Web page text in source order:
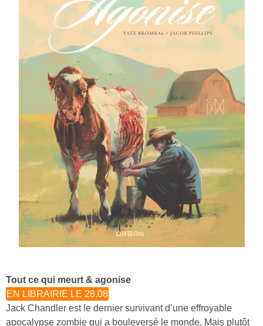
Tout ce qui meurt & agonise
EN LIBRAIRIE LE 28.08
Jack Chandler est le dernier survivant d’une effroyable
apocalypse zombie qui a bouleversé le monde. Mais plutôt